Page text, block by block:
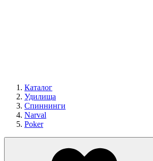
Каталог
Удилища
Спиннинги
Narval
Poker